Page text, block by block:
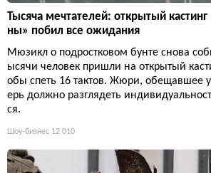
Тысяча мечтателей: открытый
ны» побил все ожидания
Мюзикл о подростковом бунте снова
ысячи человек пришли на открытый
обы спеть 16 тактов. Жюри, обещавшее
ерь должно разглядеть
ся.
Шоу-бизнес 12 010